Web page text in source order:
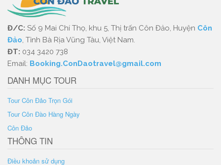
Đ/C: Số 9 Mai Chí Thọ, khu 5, Thị trấn Côn Đảo, Huyện Côn
Đảo, Tỉnh Bà Rịa Vũng Tàu, Việt Nam.
ĐT: 034 3420 738
Email: Booking.ConDaotravel@gmail.com
DANH MỤC TOUR
Tour Côn Đảo Trọn Gói
Tour Côn Đào Hàng Ngày
Côn Đảo
THÔNG TIN
Điều khoản sử dụng